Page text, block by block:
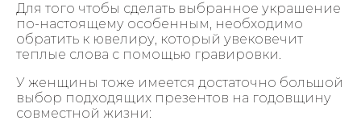
Для того чтобы сделать выбранное украшение
по-настоящему особенным, необходимо
обратить к ювелиру, который увековечит
теплые слова с помощью гравировки.
У женщины тоже имеется достаточно большой
выбор подходящих презентов на годовщину
совместной жизни: